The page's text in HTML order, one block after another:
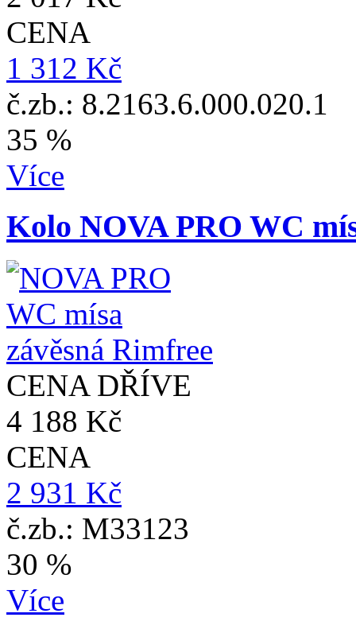
CENA
1 312 Kč
č.zb.: 8.2163.6.000.020.1
35 %
Více
Kolo NOVA PRO WC
CENA DŘÍVE
4 188 Kč
CENA
2 931 Kč
č.zb.: M33123
30 %
Více